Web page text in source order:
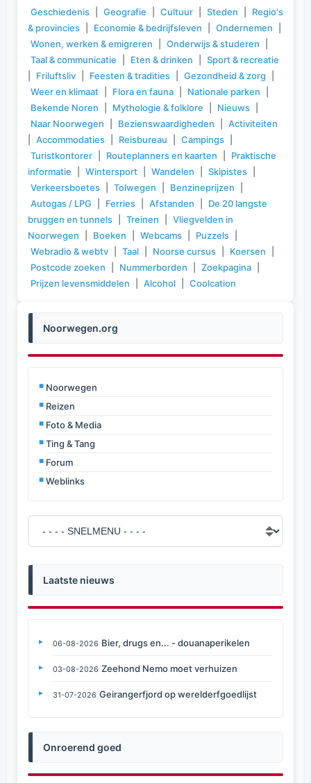
Noorwegen.org
Noorwegen
Reizen
Foto & Media
Ting & Tang
Forum
Weblinks
Laatste nieuws
06-08-2026 Bier, drugs en... - douanaperikelen
03-08-2026 Zeehond Nemo moet verhuizen
31-07-2026 Geirangerfjord op werelderfgoedlijst
Onroerend goed
Geschiedenis Geografie Cultuur Steden
Regio's
& provincies
Economie & bedrijfsleven Ondernemen
Wonen, werken & emigreren
Onderwijs & studeren
Taal & communicatie
Eten & drinken
Sport & recreatie
Friluftsliv Feesten & tradities Gezondheid & zorg
Weer en klimaat
Flora en fauna Nationale parken
Bekende Noren
Mythologie & folklore Nieuws
Naar Noorwegen
Bezienswaardigheden
Activiteiten
Accommodaties Reisbureau Campings
Turistkontorer
Routeplanners en kaarten
Praktische
informatie
Wintersport Wandelen Skipistes
Verkeersboetes
Tolwegen Benzineprijzen
Autogas / LPG
Ferries Afstanden
De 20 langste
bruggen en tunnels
Treinen
Vliegvelden in
Noorwegen
Boeken Webcams Puzzels
Webradio & webtv
Taal Noorse cursus Koersen
Postcode zoeken
Nummerborden Zoekpagina
Prijzen levensmiddelen
Alcohol Coolcation